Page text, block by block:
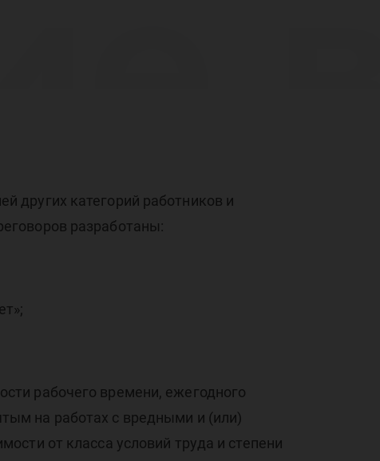
других категорий работников и
разработаны:
рабочего времени, ежегодного
на работах с вредными и (или)
от класса условий труда и степени